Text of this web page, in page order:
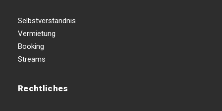
Selbstverständnis
Vermietung
Booking
Streams
Rechtliches